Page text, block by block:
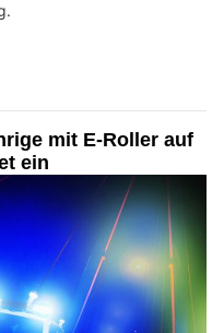
mit E-Roller auf
ein